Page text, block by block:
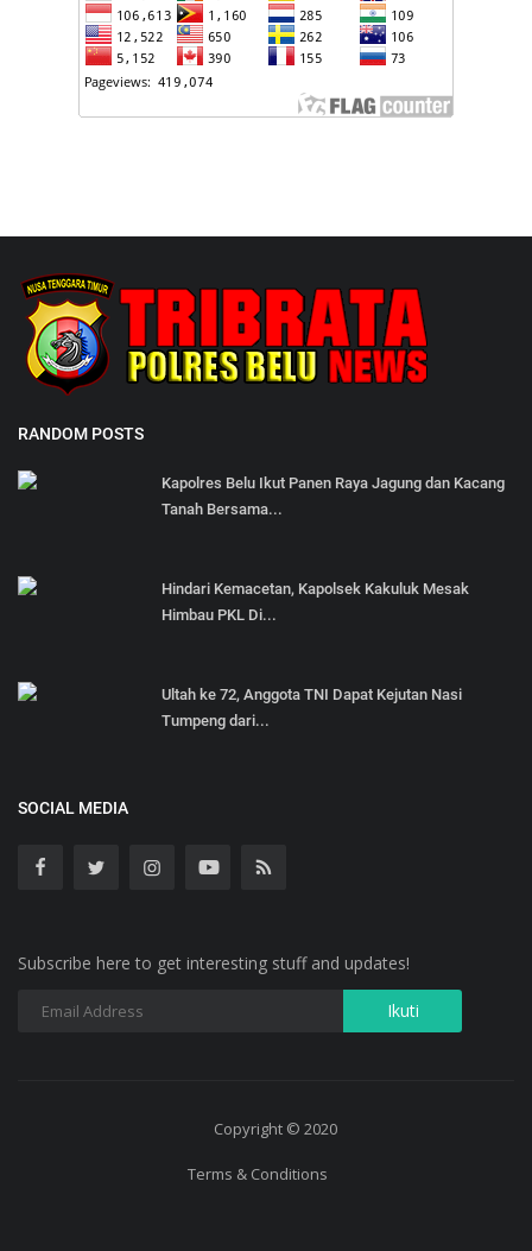
RANDOM POSTS
Kapolres Belu Ikut Panen Raya Jagung dan Kacang
Tanah Bersama...
Hindari Kemacetan, Kapolsek Kakuluk Mesak
Himbau PKL Di...
Ultah ke 72, Anggota TNI Dapat Kejutan Nasi
Tumpeng dari...
SOCIAL MEDIA
Subscribe here to get interesting stuff and updates!
Copyright © 2020
Terms & Conditions